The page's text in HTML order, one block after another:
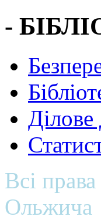
-
Ділове
Всі
Ольжича